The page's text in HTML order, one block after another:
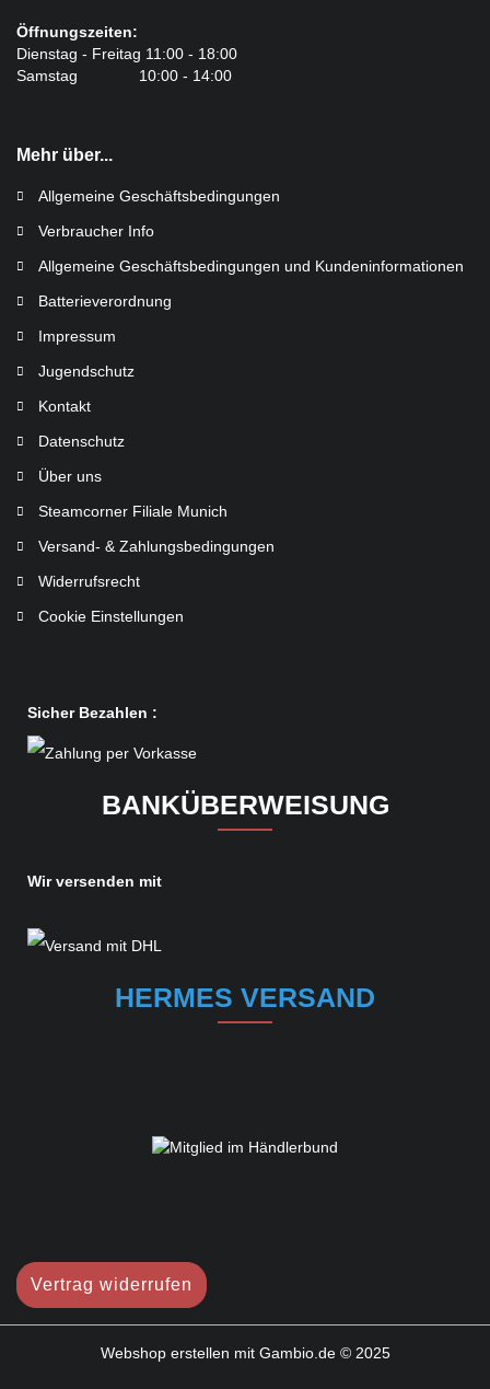
Öffnungszeiten:
Dienstag - Freitag 11:00 - 18:00
Samstag 10:00 - 14:00
Mehr über...
Allgemeine Geschäftsbedingungen
Verbraucher Info
Allgemeine Geschäftsbedingungen und Kundeninformationen
Batterieverordnung
Impressum
Jugendschutz
Kontakt
Datenschutz
Über uns
Steamcorner Filiale Munich
Versand- & Zahlungsbedingungen
Widerrufsrecht
Cookie Einstellungen
Sicher Bezahlen :
BANKÜBERWEISUNG
Wir versenden mit
HERMES VERSAND
Vertrag widerrufen
Webshop erstellen mit Gambio.de © 2025